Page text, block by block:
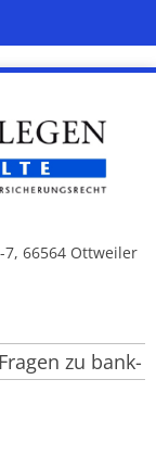
66564 Ottweiler
zu bank-